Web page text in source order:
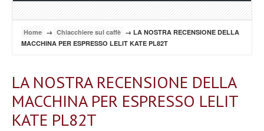
Home → Chiacchiere sul caffè → LA NOSTRA RECENSIONE DELLA
MACCHINA PER ESPRESSO LELIT KATE PL82T
LA NOSTRA RECENSIONE DELLA
MACCHINA PER ESPRESSO LELIT
KATE PL82T